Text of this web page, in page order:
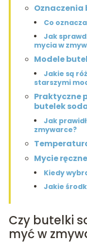
Co
Jak
mycia w
Modele
Jakie są
starszymi
Praktyczne
butelek
Jak
zmywarce?
Mycie
Kiedy
Jakie
Czy butelki
myć w